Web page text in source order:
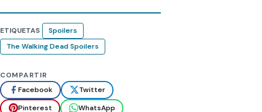
ETIQUETAS
Spoilers
The Walking Dead Spoilers
COMPARTIR
Facebook
Twitter
Pinterest
WhatsApp